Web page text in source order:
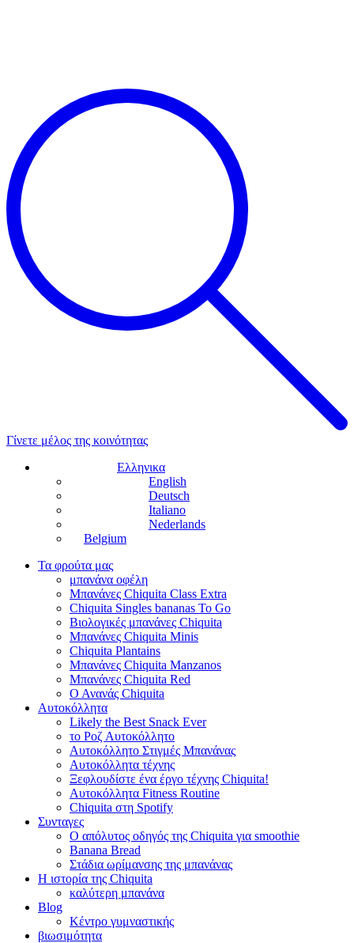
Γίνετε μέλος της κοινότητας
Ελληνικα
English
Deutsch
Italiano
Nederlands
Belgium
Τα φρούτα μας
μπανάνα οφέλη
Μπανάνες Chiquita Class Extra
Chiquita Singles bananas To Go
Βιολογικές μπανάνες Chiquita
Μπανάνες Chiquita Minis
Chiquita Plantains
Μπανάνες Chiquita Manzanos
Μπανάνες Chiquita Red
Ο Ανανάς Chiquita
Αυτοκόλλητα
Likely the Best Snack Ever
το Ροζ Αυτοκόλλητο
Αυτοκόλλητο Στιγμές Μπανάνας
Αυτοκόλλητα τέχνης
Ξεφλουδίστε ένα έργο τέχνης Chiquita!
Αυτοκόλλητα Fitness Routine
Chiquita στη Spotify
Συνταγες
Ο απόλυτος οδηγός της Chiquita για smoothie
Banana Bread
Στάδια ωρίμανσης της μπανάνας
Η ιστορία της Chiquita
καλύτερη μπανάνα
Blog
Κέντρο γυμναστικής
βιωσιμότητα